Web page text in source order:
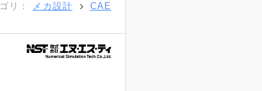
リ： メカ設計 CAE